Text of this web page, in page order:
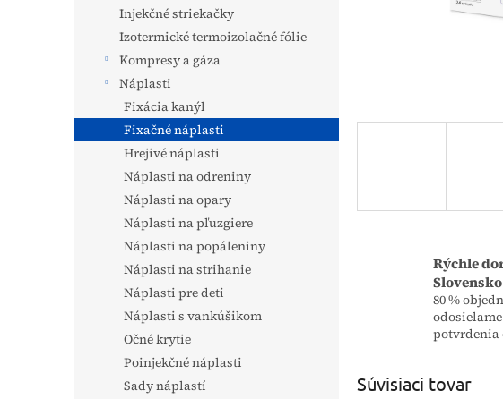
Injekčné striekačky
Izotermické termoizolačné fólie
Kompresy a gáza
Náplasti
Fixácia kanýl
Fixačné náplasti
Hrejivé náplasti
Náplasti na odreniny
Náplasti na opary
Náplasti na pľuzgiere
Náplasti na popáleniny
Náplasti na strihanie
Náplasti pre deti
Náplasti s vankúšikom
Očné krytie
Poinjekčné náplasti
Sady náplastí
Rýchle
Slovensko
80 %
potvrdenia
Súvisiaci tovar